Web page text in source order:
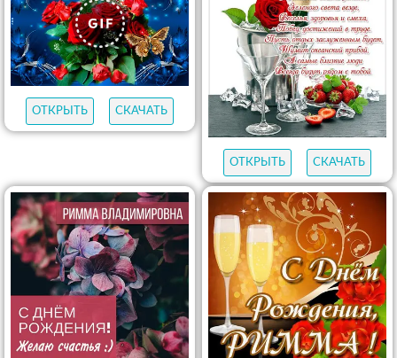
ОТКРЫТЬ СКАЧАТЬ
ОТКРЫТЬ СКАЧАТЬ